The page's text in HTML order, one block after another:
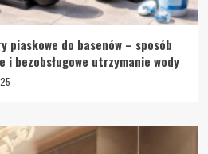
piaskowe do basenów – sposób
i bezobsługowe utrzymanie wody